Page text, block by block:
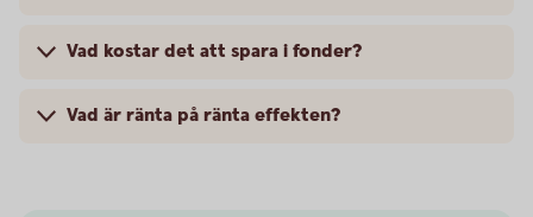
Vad kostar det att spara i fonder?
Vad är ränta på ränta effekten?